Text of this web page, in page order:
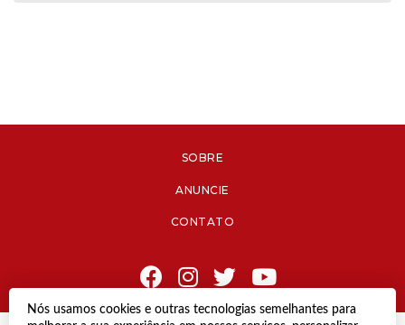
Nós usamos cookies e outras tecnologias semelhantes para
SOBRE
ANUNCIE
CONTATO